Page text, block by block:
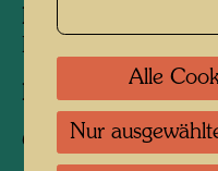
Personen am Foto:
Hundertwasser
Fotograf:Johann
Copyright:Nachlass
Alle
Nur